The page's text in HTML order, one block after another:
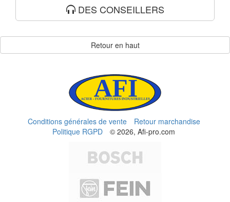
DES CONSEILLERS
Retour en haut
Conditions générales de vente
Retour marchandise
Politique RGPD
© 2026, Afi-pro.com